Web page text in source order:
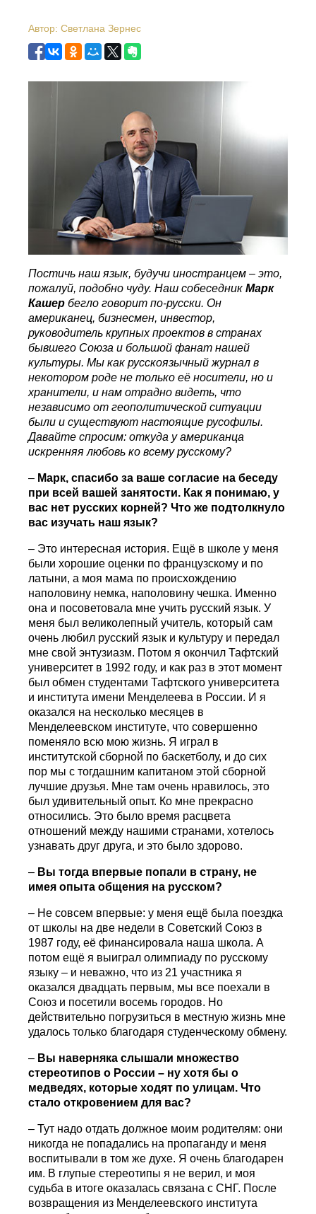
Автор: Светлана Зернес
Постичь наш язык, будучи иностранцем – это,
пожалуй, подобно чуду. Наш собеседникМарк
Кашер бегло говорит по-русски. Он
американец, бизнесмен, инвестор,
руководитель крупных проектов в странах
бывшего Союза и большой фанат нашей
культуры. Мы как русскоязычный журнал в
некотором роде не только её носители, но и
хранители, и нам отрадно видеть, что
независимо от геополитической ситуации
были и существуют настоящие русофилы.
Давайте спросим: откуда у американца
искренняя любовь ко всему русскому?
– Марк, спасибо за ваше согласие на беседу
при всей вашей занятости. Как я понимаю, у
вас нет русских корней? Что же подтолкнуло
вас изучать наш язык?
– Это интересная история. Ещё в школе у меня
были хорошие оценки по французскому и по
латыни, а моя мама по происхождению
наполовину немка, наполовину чешка. Именно
она и посоветовала мне учить русский язык. У
меня был великолепный учитель, который сам
очень любил русский язык и культуру и передал
мне свой энтузиазм. Потом я окончил Тафтский
университет в 1992 году, и как раз в этот момент
был обмен студентами Тафтского университета
и института имени Менделеева в России. И я
оказался на несколько месяцев в
Менделеевском институте, что совершенно
поменяло всю мою жизнь. Я играл в
институтской сборной по баскетболу, и до сих
пор мы с тогдашним капитаном этой сборной
лучшие друзья. Мне там очень нравилось, это
был удивительный опыт. Ко мне прекрасно
относились. Это было время расцвета
отношений между нашими странами, хотелось
узнавать друг друга, и это было здорово.
– Вы тогда впервые попали в страну, не
имея опыта общения на русском?
– Не совсем впервые: у меня ещё была поездка
от школы на две недели в Советский Союз в
1987 году, её финансировала наша школа. А
потом ещё я выиграл олимпиаду по русскому
языку – и неважно, что из 21 участника я
оказался двадцать первым, мы все поехали в
Союз и посетили восемь городов. Но
действительно погрузиться в местную жизнь мне
удалось только благодаря студенческому обмену.
– Вы наверняка слышали множество
стереотипов о России – ну хотя бы о
медведях, которые ходят по улицам. Что
стало откровением для вас?
– Тут надо отдать должное моим родителям: они
никогда не попадались на пропаганду и меня
воспитывали в том же духе. Я очень благодарен
им. В глупые стереотипы я не верил, и моя
судьба в итоге оказалась связана с СНГ. После
возвращения из Менделеевского института